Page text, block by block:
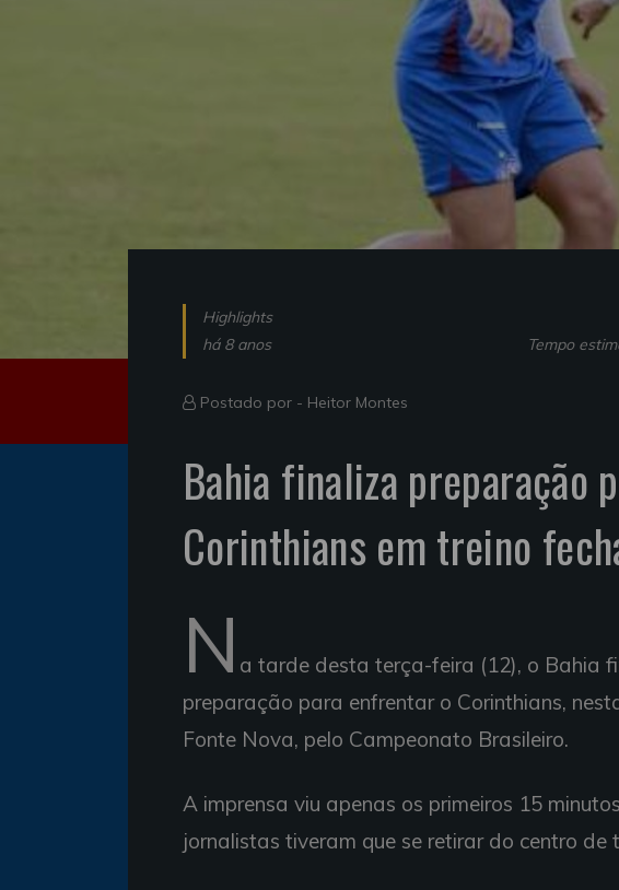
Highlights
há 8 anos
Tempo
Postado por - Heitor Montes
Bahia finaliza preparação
Corinthians em treino
N a tarde desta terça-feira (12), o Bahia
preparação para enfrentar o Corinthians,
Fonte Nova, pelo Campeonato Brasileiro.
A imprensa viu apenas os primeiros 15
jornalistas tiveram que se retirar do centro de